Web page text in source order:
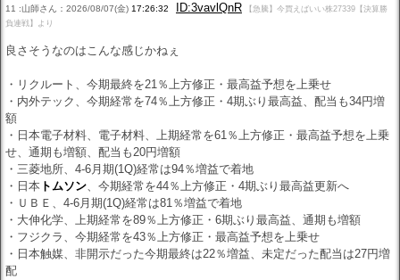
11 :山師さん：2026/08/07(金) 17:26:32 ID:3vavlQnR
【急騰】今買えばいい株27339【決算勝
負連戦】より
良さそうなのはこんな感じかねぇ
・リクルート、今期最終を21％上方修正・最高益予想を上乗せ
・内外テック、今期経常を74％上方修正・4期ぶり最高益、配当も34円増
額
・日本電子材料、電子材料、上期経常を61％上方修正・最高益予想を上乗
せ、通期も増額、配当も20円増額
・三菱地所、4-6月期(1Q)経常は94％増益で着地
・日本 トムソン、今期経常を44％上方修正・4期ぶり最高益更新へ
・ＵＢＥ、4-6月期(1Q)経常は81％増益で着地
・大伸化学、上期経常を89％上方修正・6期ぶり最高益、通期も増額
・フジクラ、今期経常を43％上方修正・最高益予想を上乗せ
・日本触媒、非開示だった今期最終は22％増益、未定だった配当は27円増
配